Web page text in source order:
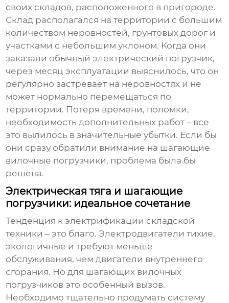
своих складов, расположенного в пригороде.
Склад располагался на территории с большим
количеством неровностей, грунтовых дорог и
участками с небольшим уклоном. Когда они
заказали обычный электрический погрузчик,
через месяц эксплуатации выяснилось, что он
регулярно застревает на неровностях и не
может нормально перемещаться по
территории. Потеря времени, поломки,
необходимость дополнительных работ – все
это вылилось в значительные убытки. Если бы
они сразу обратили внимание на шагающие
вилочные погрузчики, проблема была бы
решена.
Электрическая тяга и шагающие
погрузчики: идеальное сочетание
Тенденция к электрификации складской
техники – это благо. Электродвигатели тихие,
экологичные и требуют меньше
обслуживания, чем двигатели внутреннего
сгорания. Но для шагающих вилочных
погрузчиков это особенный вызов.
Необходимо тщательно продумать систему